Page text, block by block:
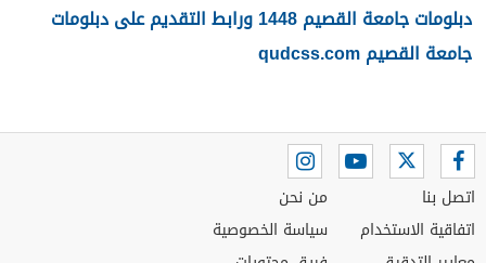
دبلومات جامعة القصيم 1448 ورابط التقديم على دبلومات
جامعة القصيم qudcss.com
اتصل بنا
اتفاقية الاستخدام
من نحن
سياسة الخصوصية